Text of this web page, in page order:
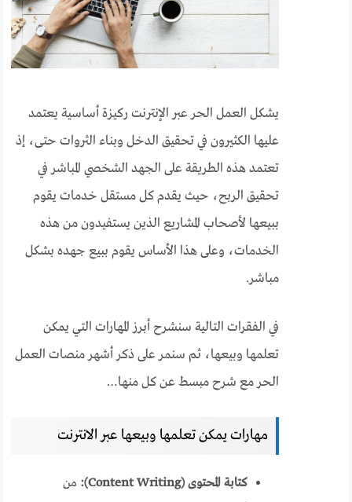
يشكل العمل الحر عبر الإنترنت ركيزة أساسية يعتمد
عليها الكثيرون في تحقيق الدخل وبناء الثروات حتى، إذ
تعتمد هذه الطريقة على الجهد الشخصي المباشر في
تحقيق الربح، حيث يقدم كل مستقل خدمات يقوم
ببيعها لأصحاب المشاريع الذين يستفيدون من هذه
الخدمات، وعلى هذا الأساس يقوم ببيع جهده بشكل
مباشر.
في الفقرات التالية سنشرح أبرز المهارات التي يمكن
تعلمها وبيعها، ثم سنمر على ذكر أشهر منصات العمل
الحر مع شرح مبسط عن كل منها…
مهارات يمكن تعلمها وبيعها عبر الانترنت
كتابة المحتوى (Content Writing):
من